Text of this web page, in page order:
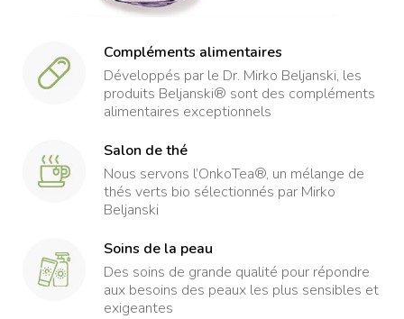
Compléments alimentaires
Développés par le Dr. Mirko Beljanski, les
produits Beljanski® sont des compléments
alimentaires exceptionnels
Salon de thé
Nous servons l’OnkoTea®, un mélange de
thés verts bio sélectionnés par Mirko
Beljanski
Soins de la peau
Des soins de grande qualité pour répondre
aux besoins des peaux les plus sensibles et
exigeantes